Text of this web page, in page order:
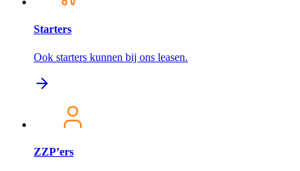
Starters
Ook starters kunnen bij ons leasen.
ZZP’ers